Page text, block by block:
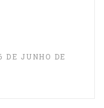
DE JUNHO DE